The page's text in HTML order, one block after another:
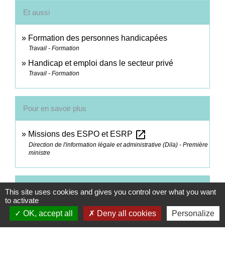
Et aussi
Formation des personnes handicapées
Travail - Formation
Handicap et emploi dans le secteur privé
Travail - Formation
Pour en savoir plus
Missions des ESPO et ESRP open_in_new
Direction de l'information légale et administrative (Dila) - Première
ministre
Comment faire si...
Je suis en situation de handicap
This site uses cookies and gives you control over what you want
to activate
OK, accept all
Deny all cookies Personalize